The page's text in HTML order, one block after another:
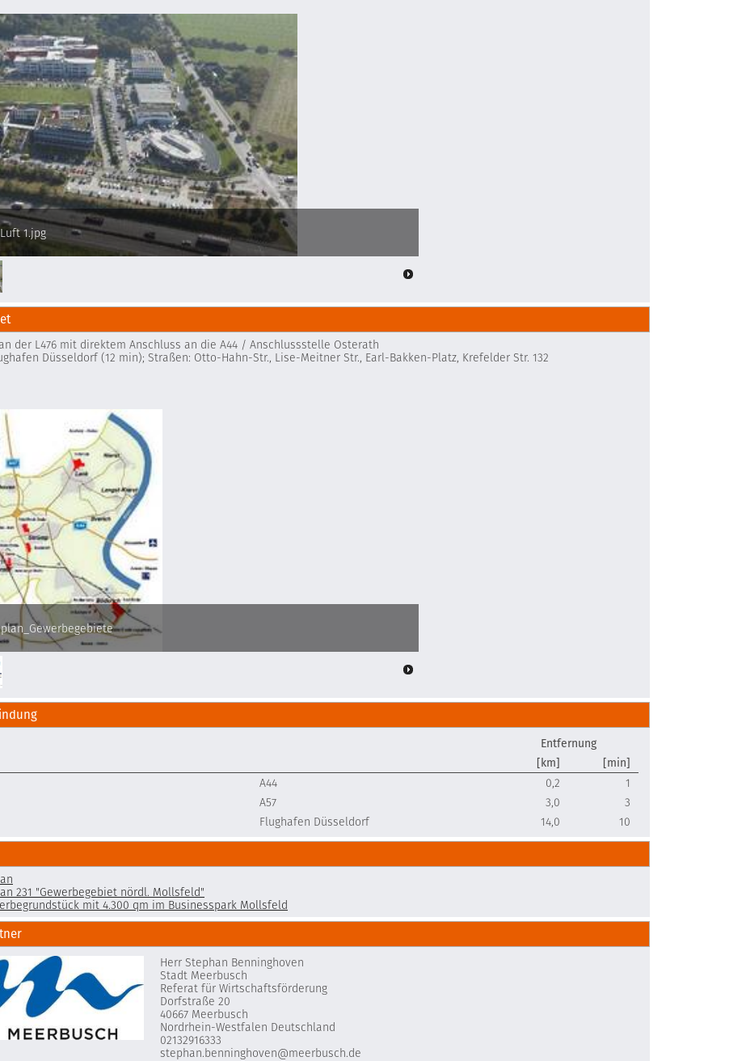
1.jpg
der L476 mit direktem Anschluss an die A44 / Anschlussstelle Osterath
Düsseldorf (12 min); Straßen: Otto-Hahn-Str., Lise-Meitner Str., Earl-Bakken-Platz, Krefelder Str. 132
Entfernung
[km]
[min]
A44 0,2
1
A57 3,0
3
Flughafen Düsseldorf 14,0 10
231 "Gewerbegebiet nördl. Mollsfeld"
mit 4.300 qm im Businesspark Mollsfeld
Herr Stephan Benninghoven
Stadt Meerbusch
Referat für Wirtschaftsförderung
Dorfstraße 20
40667 Meerbusch
Nordrhein-Westfalen Deutschland
02132916333
stephan.benninghoven@meerbusch.de